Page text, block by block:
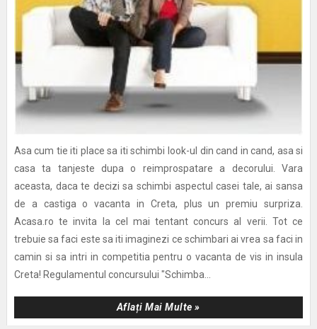
Asa cum tie iti place sa iti schimbi look-ul din cand in cand, asa si
casa ta tanjeste dupa o reimprospatare a decorului. Vara
aceasta, daca te decizi sa schimbi aspectul casei tale, ai sansa
de a castiga o vacanta in Creta, plus un premiu surpriza.
Acasa.ro te invita la cel mai tentant concurs al verii. Tot ce
trebuie sa faci este sa iti imaginezi ce schimbari ai vrea sa faci in
camin si sa intri in competitia pentru o vacanta de vis in insula
Creta! Regulamentul concursului "Schimba...
Aflați Mai Multe »